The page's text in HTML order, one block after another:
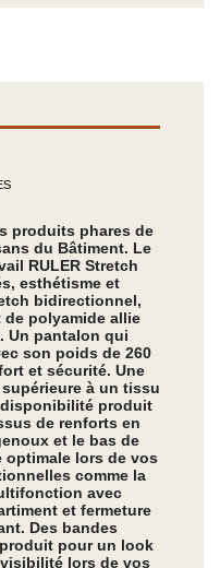
produits phares de
du Bâtiment. Le
RULER Stretch
esthétisme et
bidirectionnel,
polyamide allie
Un pantalon qui
son poids de 260
et sécurité. Une
à un tissu
produit
de renforts en
et le bas de
optimale lors de vos
comme la
avec
et fermeture
Des bandes
pour un look
lors de vos